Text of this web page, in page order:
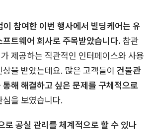
참여한 이번 행사에서 빌딩케어는 유
프트웨어 회사로 주목받았습니다. 참관
제공하는 직관적인 인터페이스와 사용
을 받았는데요. 많은 고객들이 건물관
통해 해결하고 싶은 문제를 구체적으로
심을 보였습니다.
로 공실 관리를 체계적으로 할 수 있나